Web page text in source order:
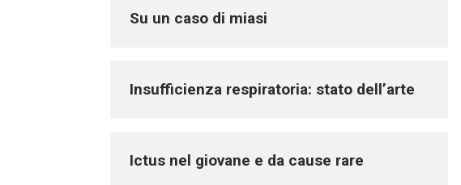
Su un caso di miasi
Insufficienza respiratoria: stato dell’arte
Ictus nel giovane e da cause rare